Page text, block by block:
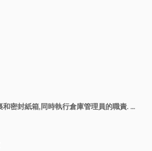
女子在倉庫工作,打包包裹和密封紙箱,同時執行倉庫管理員的職責. 女子倉庫或訂單發送點的員工站在紙箱的架子附近.